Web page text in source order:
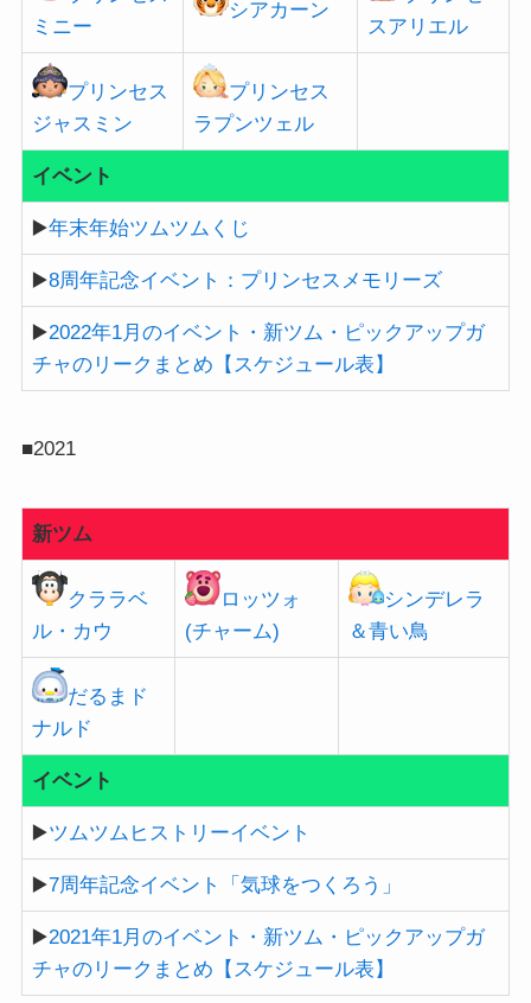
ミニー
シアカーン
スアリエル
プリンセス
ジャスミン
プリンセス
ラプンツェル
イベント
▶️年末年始ツムツムくじ
▶️8周年記念イベント：プリンセスメモリーズ
▶️2022年1月のイベント・新ツム・ピックアップガ
チャのリークまとめ【スケジュール表】
■2021
新ツム
クララベ
ル・カウ
ロッツォ
(チャーム)
シンデレラ
＆青い鳥
だるまド
ナルド
イベント
▶️ツムツムヒストリーイベント
▶️7周年記念イベント「気球をつくろう」
▶️2021年1月のイベント・新ツム・ピックアップガ
チャのリークまとめ【スケジュール表】